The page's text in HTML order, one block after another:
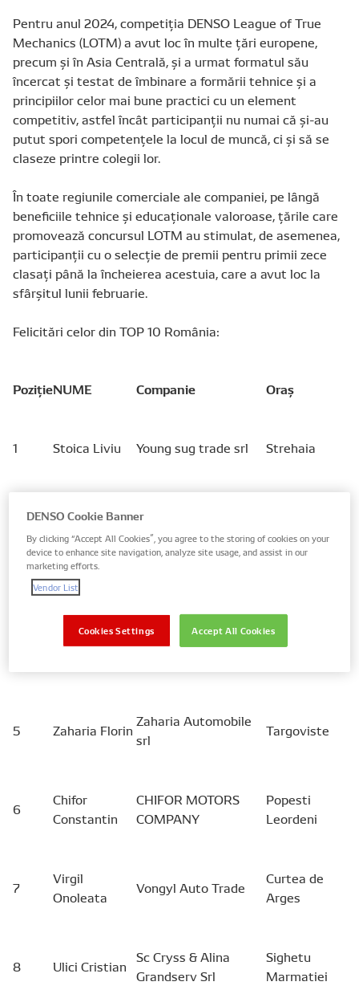
Pentru anul 2024, competiția DENSO League of True
Mechanics (LOTM) a avut loc în multe țări europene,
precum și în Asia Centrală, și a urmat formatul său
încercat și testat de îmbinare a formării tehnice și a
principiilor celor mai bune practici cu un element
competitiv, astfel încât participanții nu numai că și-au
putut spori competențele la locul de muncă, ci și să se
claseze printre colegii lor.
În toate regiunile comerciale ale companiei, pe lângă
beneficiile tehnice și educaționale valoroase, țările care
promovează concursul LOTM au stimulat, de asemenea,
participanții cu o selecție de premii pentru primii zece
clasați până la încheierea acestuia, care a avut loc la
sfârșitul lunii februarie.
Felicitări celor din TOP 10 România:
PozițieNUME Companie Oraș
1 Stoica Liviu Young sug trade srl Strehaia
Tamplaru
Daniel
Soporan
Soporan Alexandru Deva
5 Zaharia Florin
Zaharia Automobile
srl
Targoviste
6
Chifor
Constantin
CHIFOR MOTORS
COMPANY
Popesti
Leordeni
7
Virgil
Onoleata
Vongyl Auto Trade
Curtea de
Arges
8 Ulici Cristian
Sc Cryss & Alina
Grandserv Srl
Sighetu
Marmatiei
DENSO Cookie Banner
By clicking “Accept All Cookies”, you agree to the storing of cookies on your
device to enhance site navigation, analyze site usage, and assist in our
marketing efforts.
Vendor List
Accept All Cookies
Cookies Settings